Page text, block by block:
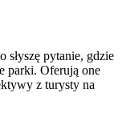
słyszę pytanie, gdzie
parki. Oferują one
z turysty na